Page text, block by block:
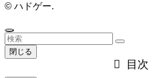
© ハドゲー.
閉じる
目次